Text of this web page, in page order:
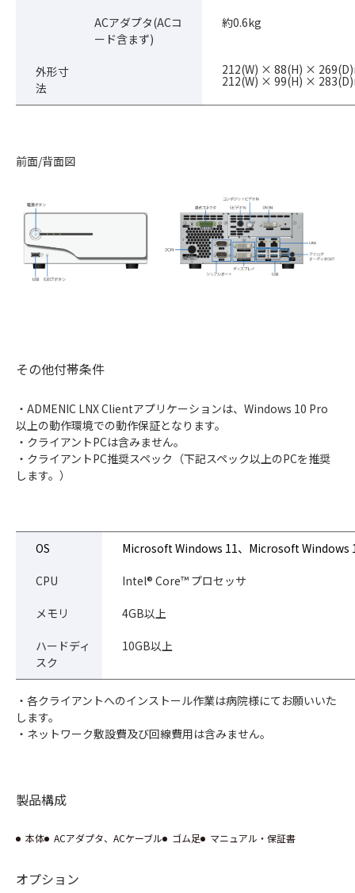
ACアダプタ(ACコ
ード含まず)
約0.6kg
外形寸
法
212(W) × 88(H) ×
212(W) × 99(H) ×
前面/背面図
その他付帯条件
・ADMENIC LNX Clientアプリケーションは、Windows 10 Pro
以上の動作環境での動作保証となります。
・クライアントPCは含みません。
・クライアントPC推奨スペック（下記スペック以上のPCを推奨
します。）
OS Microsoft Windows 11、Microsoft Windows
CPU Intel® Core™ プロセッサ
メモリ 4GB以上
ハードディ
スク
10GB以上
・各クライアントへのインストール作業は病院様にてお願いいた
します。
・ネットワーク敷設費及び回線費用は含みません。
製品構成
本体 ACアダプタ、ACケーブル ゴム足 マニュアル・保証書
オプション